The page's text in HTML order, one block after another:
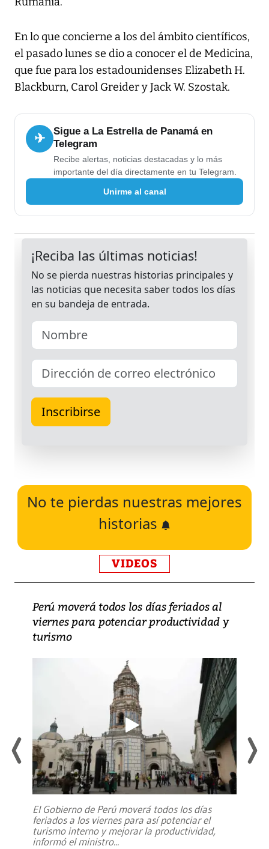
En lo que concierne a los del ámbito científicos,
el pasado lunes se dio a conocer el de Medicina,
que fue para los estadounidenses Elizabeth H.
Blackburn, Carol Greider y Jack W. Szostak.
✈
Sigue a La Estrella de Panamá en
Telegram
Recibe alertas, noticias destacadas y lo más
importante del día directamente en tu Telegram.
Unirme al canal
No te pierdas nuestras mejores
historias
VIDEOS
Perú moverá todos los días feriados al
viernes para potenciar productividad y
turismo
El Gobierno de Perú moverá todos los días
feriados a los viernes para así potenciar el
turismo interno y mejorar la productividad,
informó el ministro...